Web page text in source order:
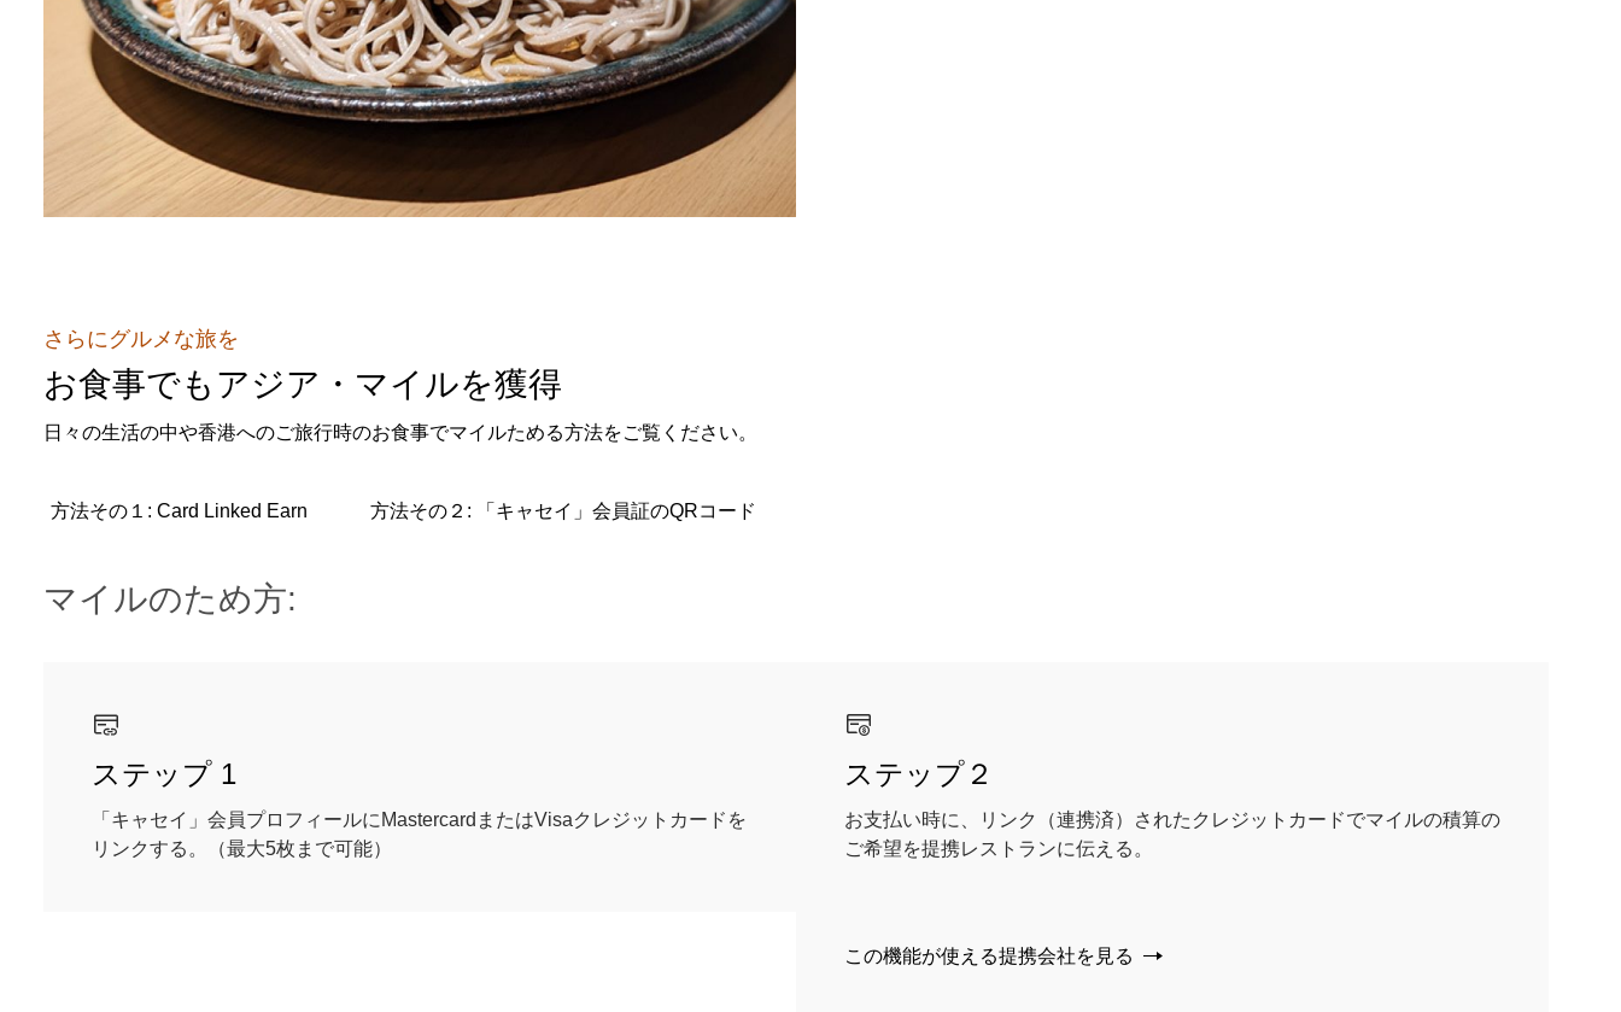
さらにグルメな旅を
お食事でもアジア・マイルを獲得
日々の生活の中や香港へのご旅行時のお食事でマイルためる方法をご覧ください。
方法その１: Card Linked Earn 方法その２: 「キャセイ」会員証のQRコード
マイルのため方:
ステップ 1
「キャセイ」会員プロフィールにMastercardまたはVisaクレジットカードを
リンクする。（最大5枚まで可能）
ステップ２
お支払い時に、リンク（連携済）されたクレジットカードでマイルの積算の
ご希望を提携レストランに伝える。
この機能が使える提携会社を見る